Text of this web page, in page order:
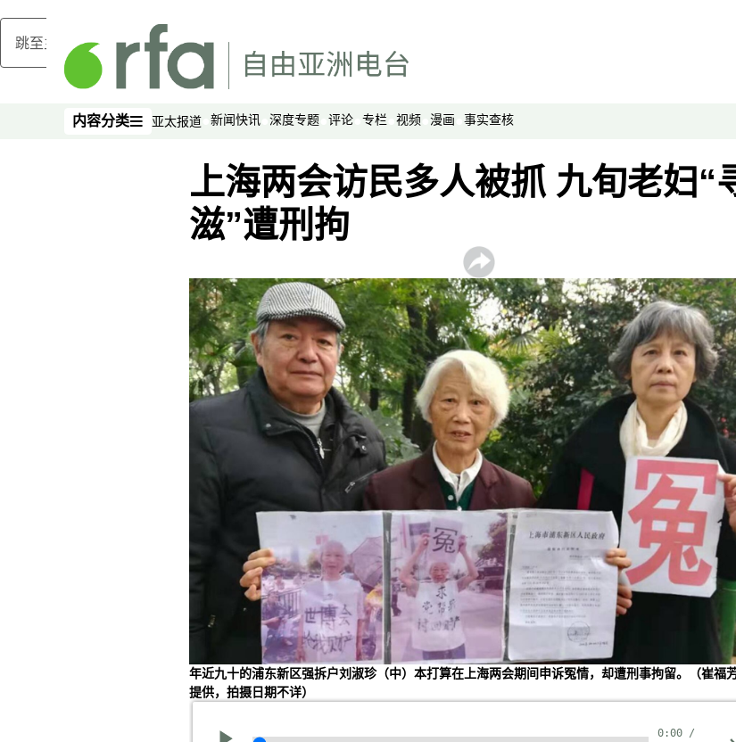
跳至主内容
内容分类
内容分类 亚太报道 新闻快讯 深度专题 评论 专栏 视频 漫画 事实查核观点
兵家常事
上海两会访民多人被抓 九旬老妇“
滋”遭刑拘
年近九十的浦东新区强拆户刘淑珍（中）本打算在上海两会期间申诉冤情，却遭刑事拘留。（崔福
提供，拍摄日期不详）
0:00 /